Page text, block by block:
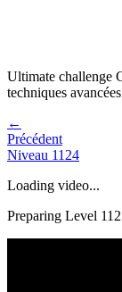
Ultimate challenge
techniques
←
Précédent
Niveau 1124
Loading video...
Preparing Level